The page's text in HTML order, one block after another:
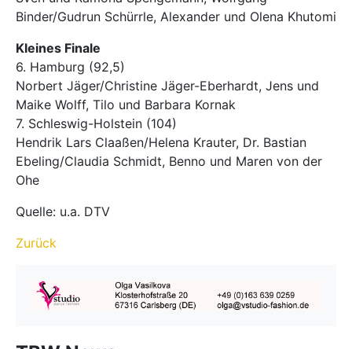
Binder/Gudrun Schürrle, Alexander und Olena Khutomi
Kleines Finale
6. Hamburg (92,5)
Norbert Jäger/Christine Jäger-Eberhardt, Jens und
Maike Wolff, Tilo und Barbara Kornak
7. Schleswig-Holstein (104)
Hendrik Lars Claaßen/Helena Krauter, Dr. Bastian
Ebeling/Claudia Schmidt, Benno und Maren von der
Ohe
Quelle: u.a. DTV
Zurück